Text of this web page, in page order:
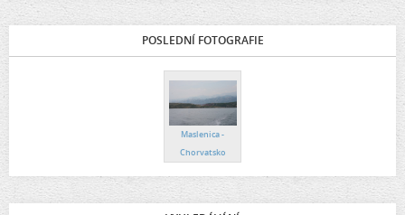
POSLEDNÍ FOTOGRAFIE
Maslenica -
Chorvatsko